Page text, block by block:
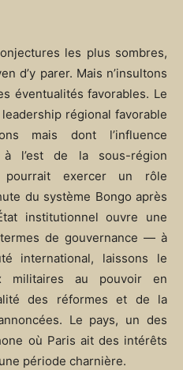
les plus sombres,
d’y parer. Mais n’insultons
éventualités favorables. Le
régional favorable
mais dont l’influence
l’est de la sous-région
pourrait exercer un rôle
du système Bongo après
institutionnel ouvre une
de gouvernance — à
international, laissons le
militaires au pouvoir en
des réformes et de la
Le pays, un des
où Paris ait des intérêts
période charnière.